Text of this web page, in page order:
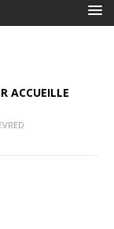
ACCUEILLE